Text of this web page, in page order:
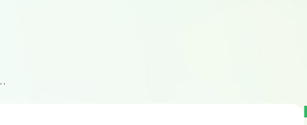
援B型あいのてOne＆Only IT 日報